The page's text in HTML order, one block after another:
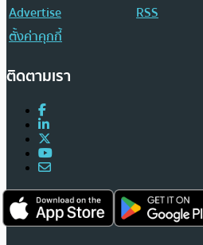
Advertise
RSS
ตั้งค่าคุกกี้
ติดตามเรา